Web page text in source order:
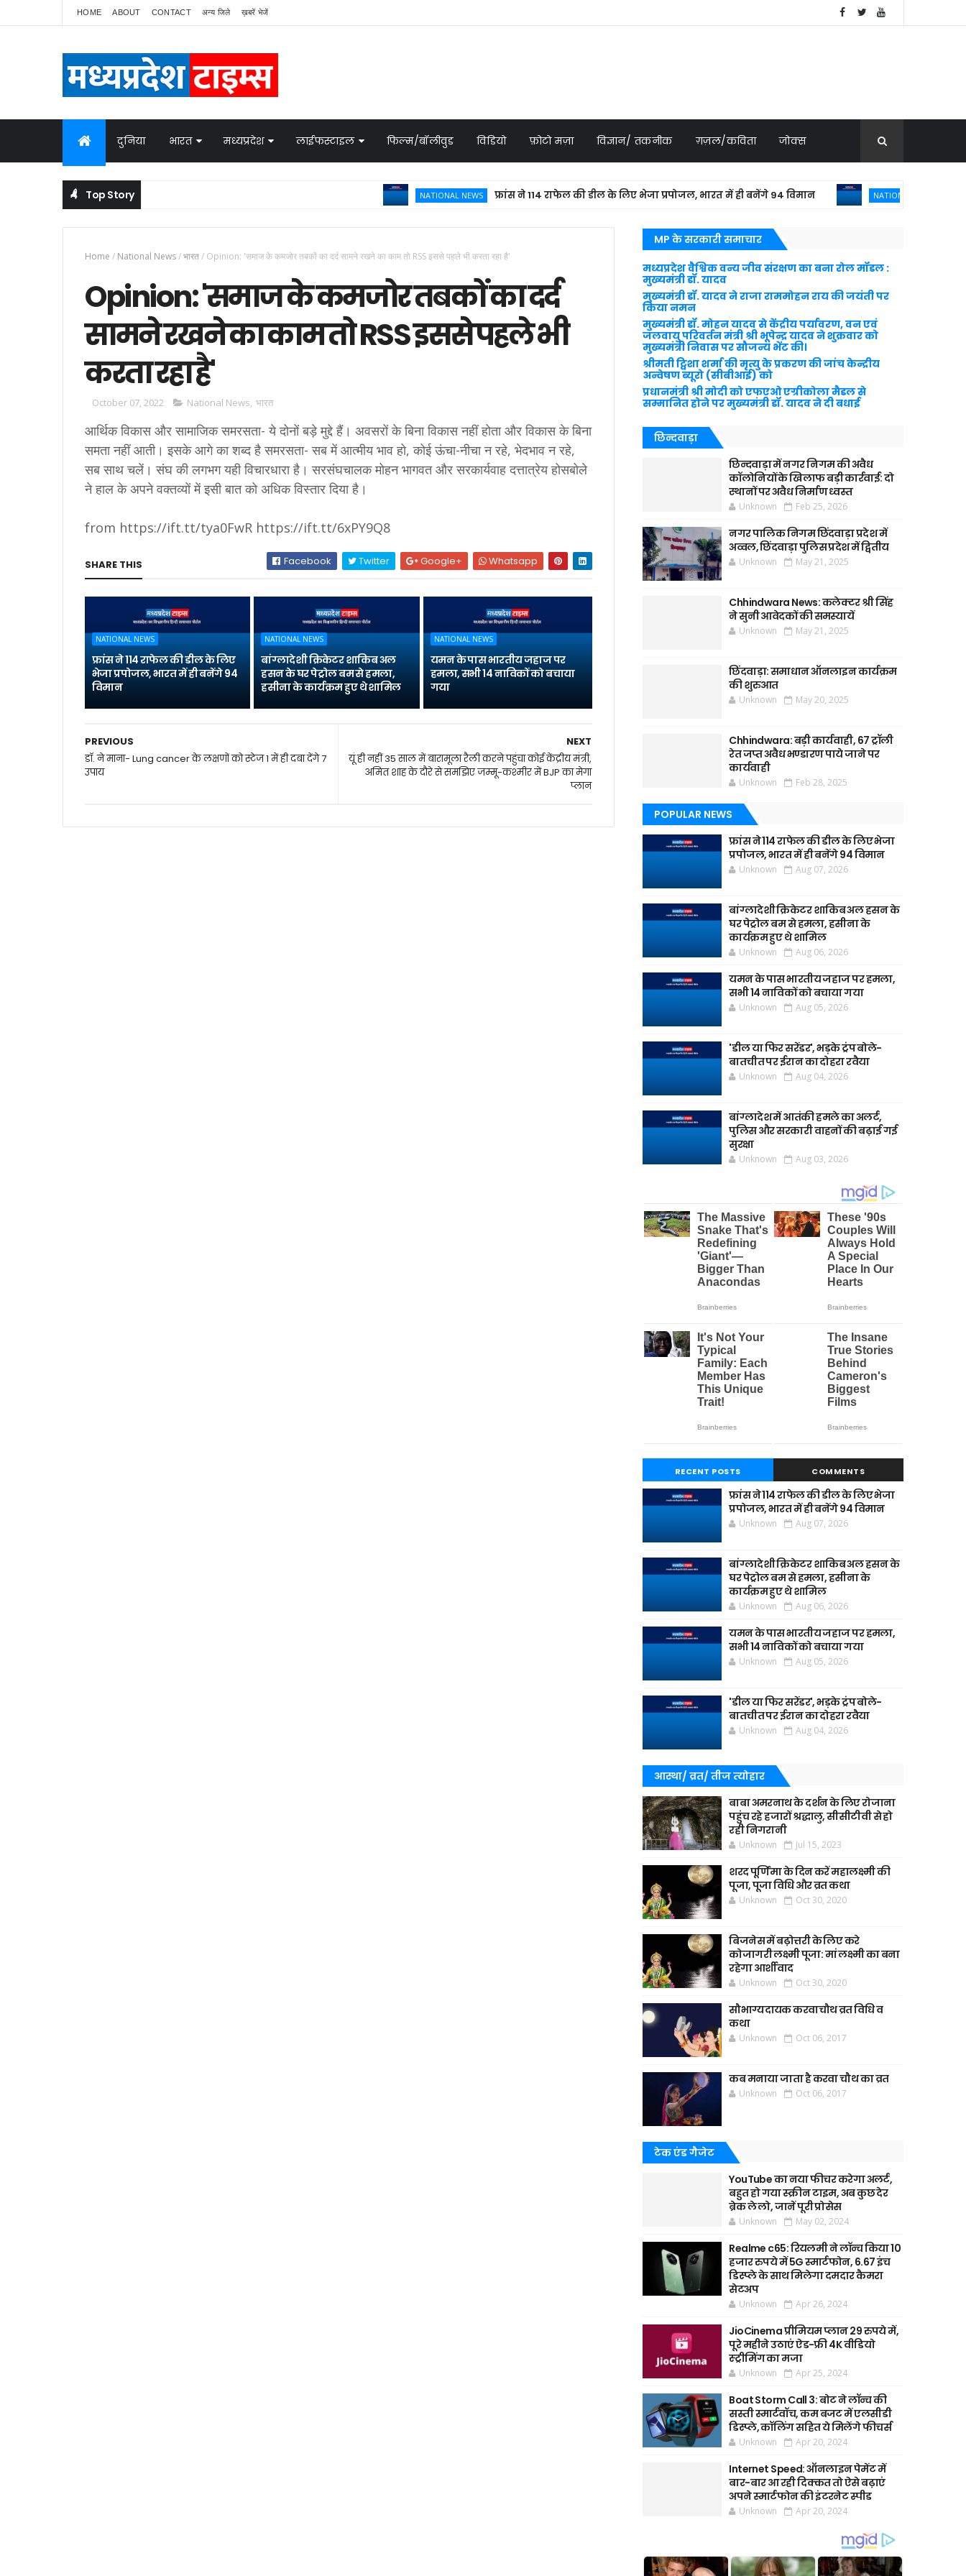
HOME ABOUT CONTACT अन्य जिले ख़बरें भेजें
दुनिया भारत मध्यप्रदेश लाईफस्टाइल फिल्म/बॉलीवुड विडियो फ़ोटो मज़ा विज्ञान/ तकनीक ग़ज़ल/कविता जोक्स
Top Story NATIONAL NEWS फ्रांस ने 114 राफेल की डील के लिए भेजा प्रपोजल, भारत में ही बनेंगे 94 विमान NATIONAL NEWS
Home / National News/भारत/ Opinion: 'समाज के कमजोर तबकों का दर्द सामने रखने का काम तो RSS इससे पहले भी करता रहा है'
Opinion: 'समाज के कमजोर तबकों का दर्द
सामने रखने का काम तो RSS इससे पहले भी
करता रहा है'
October 07, 2022 National News, भारत
आर्थिक विकास और सामाजिक समरसता- ये दोनों बड़े मुद्दे हैं। अवसरों के बिना विकास नहीं होता और विकास के बिना
समता नहीं आती। इसके आगे का शब्द है समरसता- सब में आत्मीय भाव हो, कोई ऊंचा-नीचा न रहे, भेदभाव न रहे,
सब साथ चलें। संघ की लगभग यही विचारधारा है। सरसंघचालक मोहन भागवत और सरकार्यवाह दत्तात्रेय होसबोले
ने हाल के अपने वक्तव्यों में इसी बात को अधिक विस्तार दिया है।
from https://ift.tt/tya0FwR https://ift.tt/6xPY9Q8
SHARE THIS Facebook Twitter Google+ Whatsapp
NATIONAL NEWS
फ्रांस ने 114 राफेल की डील के लिए
भेजा प्रपोजल, भारत में ही बनेंगे 94
विमान
NATIONAL NEWS
बांग्लादेशी क्रिकेटर शाकिब अल
हसन के घर पेट्रोल बम से हमला,
हसीना के कार्यक्रम हुए थे शामिल
NATIONAL NEWS
यमन के पास भारतीय जहाज पर
हमला, सभी 14 नाविकों को बचाया
गया
NEXT
यूं ही नहीं 35 साल में बारामूला रैली करने पहुंचा कोई केंद्रीय मंत्री,
अमित शाह के दौरे से समझिए जम्मू-कश्मीर में BJP का मेगा
प्लान
PREVIOUS
डॉ. ने माना- Lung cancer के लक्षणों को स्टेज 1 में ही दबा देंगे 7
उपाय
MP के सरकारी समाचार
मध्यप्रदेश वैश्विक वन्य जीव संरक्षण का बना रोल मॉडल :
मुख्यमंत्री डॉ. यादव
मुख्यमंत्री डॉ. यादव ने राजा राममोहन राय की जयंती पर
किया नमन
मुख्यमंत्री डॉ. मोहन यादव से केंद्रीय पर्यावरण, वन एवं
जलवायु परिवर्तन मंत्री श्री भूपेन्द्र यादव ने शुक्रवार को
मुख्यमंत्री निवास पर सौजन्य भेंट की।
श्रीमती ट्विशा शर्मा की मृत्यु के प्रकरण की जांच केन्द्रीय
अन्वेषण ब्यूरो (सीबीआई) को
प्रधानमंत्री श्री मोदी को एफएओ एग्रीकोला मैडल से
सम्मानित होने पर मुख्यमंत्री डॉ. यादव ने दी बधाई
छिन्दवाड़ा
छिन्दवाड़ा में नगर निगम की अवैध
कॉलोनियों के खिलाफ बड़ी कार्रवाई: दो
स्थानों पर अवैध निर्माण ध्वस्त
Unknown Feb 25, 2026
नगर पालिक निगम छिंदवाड़ा प्रदेश में
अव्वल, छिंदवाड़ा पुलिस प्रदेश में द्वितीय
Unknown May 21, 2025
Chhindwara News: कलेक्टर श्री सिंह
ने सुनी आवेदकों की समस्यायें
Unknown May 21, 2025
छिंदवाड़ा: समाधान ऑनलाइन कार्यक्रम
की शुरुआत
Unknown May 20, 2025
Chhindwara: बड़ी कार्यवाही, 67 ट्रॉली
रेत जप्त अवैध भण्डारण पाये जाने पर
कार्यवाही
Unknown Feb 28, 2025
POPULAR NEWS
फ्रांस ने 114 राफेल की डील के लिए भेजा
प्रपोजल, भारत में ही बनेंगे 94 विमान
Unknown Aug 07, 2026
बांग्लादेशी क्रिकेटर शाकिब अल हसन के
घर पेट्रोल बम से हमला, हसीना के
कार्यक्रम हुए थे शामिल
Unknown Aug 06, 2026
यमन के पास भारतीय जहाज पर हमला,
सभी 14 नाविकों को बचाया गया
Unknown Aug 05, 2026
'डील या फिर सरेंडर', भड़के ट्रंप बोले-
बातचीत पर ईरान का दोहरा रवैया
Unknown Aug 04, 2026
बांग्लादेश में आतंकी हमले का अलर्ट,
पुलिस और सरकारी वाहनों की बढ़ाई गई
सुरक्षा
Unknown Aug 03, 2026
RECENT POSTS COMMENTS
फ्रांस ने 114 राफेल की डील के लिए भेजा
प्रपोजल, भारत में ही बनेंगे 94 विमान
Unknown Aug 07, 2026
बांग्लादेशी क्रिकेटर शाकिब अल हसन के
घर पेट्रोल बम से हमला, हसीना के
कार्यक्रम हुए थे शामिल
Unknown Aug 06, 2026
यमन के पास भारतीय जहाज पर हमला,
सभी 14 नाविकों को बचाया गया
Unknown Aug 05, 2026
'डील या फिर सरेंडर', भड़के ट्रंप बोले-
बातचीत पर ईरान का दोहरा रवैया
Unknown Aug 04, 2026
आस्था/ व्रत/ तीज त्‍योहार
बाबा अमरनाथ के दर्शन के लिए रोजाना
पहुंच रहे हजारों श्रद्धालु, सीसीटीवी से हो
रही निगरानी
Unknown Jul 15, 2023
शरद पूर्णिमा के दिन करें महालक्ष्मी की
पूजा, पूजा विधि और व्रत कथा
Unknown Oct 30, 2020
बिजनेस में बढ़ोत्तरी के लिए करे
कोजागरी लक्ष्मी पूजा: मां लक्ष्मी का बना
रहेगा आर्शीवाद
Unknown Oct 30, 2020
सौभाग्यदायक करवाचौथ व्रत विधि व
कथा
Unknown Oct 06, 2017
कब मनाया जाता है करवा चौथ का व्रत
Unknown Oct 06, 2017
टेक एंड गैजेट
YouTube का नया फीचर करेगा अलर्ट,
बहुत हो गया स्क्रीन टाइम, अब कुछ देर
ब्रेक ले लो, जानें पूरी प्रोसेस
Unknown May 02, 2024
Realme c65: रियलमी ने लॉन्च किया 10
हजार रुपये में 5G स्मार्टफोन, 6.67 इंच
डिस्प्ले के साथ मिलेगा दमदार कैमरा
सेटअप
Unknown Apr 26, 2024
JioCinema प्रीमियम प्लान 29 रुपये में,
पूरे महीने उठाएं ऐड-फ्री 4K वीडियो
स्ट्रीमिंग का मजा
Unknown Apr 25, 2024
Boat Storm Call 3: बोट ने लॉन्च की
सस्ती स्मार्टवॉच, कम बजट में एलसीडी
डिस्प्ले, कॉलिंग सहित ये मिलेंगे फीचर्स
Unknown Apr 20, 2024
Internet Speed: ऑनलाइन पेमेंट में
बार-बार आ रही दिक्कत तो ऐसे बढ़ाएं
अपने स्मार्टफोन की इंटरनेट स्पीड
Unknown Apr 20, 2024